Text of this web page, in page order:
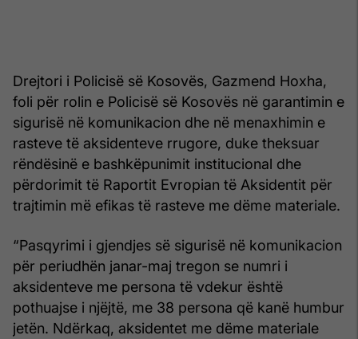
Drejtori i Policisë së Kosovës, Gazmend Hoxha,
foli për rolin e Policisë së Kosovës në garantimin e
sigurisë në komunikacion dhe në menaxhimin e
rasteve të aksidenteve rrugore, duke theksuar
rëndësinë e bashkëpunimit institucional dhe
përdorimit të Raportit Evropian të Aksidentit për
trajtimin më efikas të rasteve me dëme materiale.
“Pasqyrimi i gjendjes së sigurisë në komunikacion
për periudhën janar-maj tregon se numri i
aksidenteve me persona të vdekur është
pothuajse i njëjtë, me 38 persona që kanë humbur
jetën. Ndërkaq, aksidentet me dëme materiale